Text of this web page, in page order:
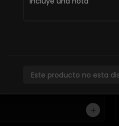
1 Hosomaki Tempura (10 piezas)
Este producto no esta